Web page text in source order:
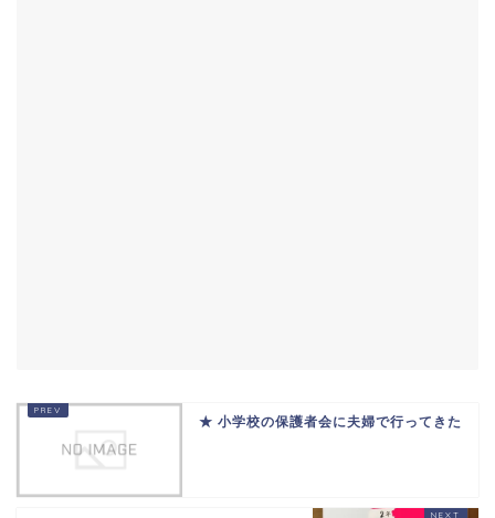
★ 小学校の保護者会に夫婦で行ってきた